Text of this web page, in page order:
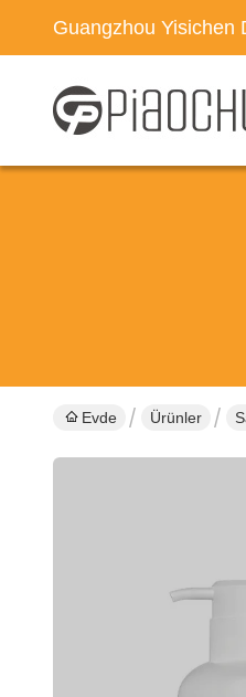
Guangzhou Yisichen
Evde Ürünler